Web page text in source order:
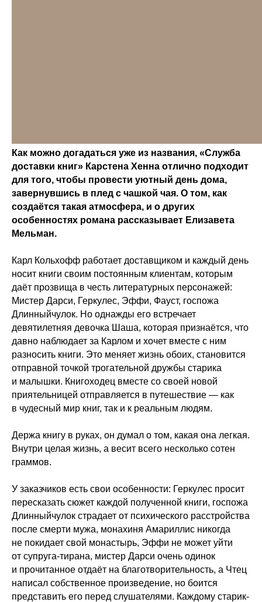
Как можно догадаться уже из названия, «Служба
доставки книг» Карстена Хенна отлично подходит
для того, чтобы провести уютный день дома,
завернувшись в плед с чашкой чая. О том, как
создаётся такая атмосфера, и о других
особенностях романа рассказывает Елизавета
Мельман.
Карл Кольхофф работает доставщиком и каждый день
носит книги своим постоянным клиентам, которым
даёт прозвища в честь литературных персонажей:
Мистер Дарси, Геркулес, Эффи, Фауст, госпожа
Длинныйчулок. Но однажды его встречает
девятилетняя девочка Шаша, которая признаётся, что
давно наблюдает за Карлом и хочет вместе с ним
разносить книги. Это меняет жизнь обоих, становится
отправной точкой трогательной дружбы старика
и малышки. Книгоходец вместе со своей новой
приятельницей отправляется в путешествие — как
в чудесный мир книг, так и к реальным людям.
Держа книгу в руках, он думал о том, какая она легкая.
Внутри целая жизнь, а весит всего несколько сотен
граммов.
У заказчиков есть свои особенности: Геркулес просит
пересказать сюжет каждой полученной книги, госпожа
Длинныйчулок страдает от психического расстройства
после смерти мужа, монахиня Амариллис никогда
не покидает свой монастырь, Эффи не может уйти
от супруга-тирана, мистер Дарси очень одинок
и прочитанное отдаёт на благотворительность, а Чтец
написал собственное произведение, но боится
представить его перед слушателями. Каждому старик-